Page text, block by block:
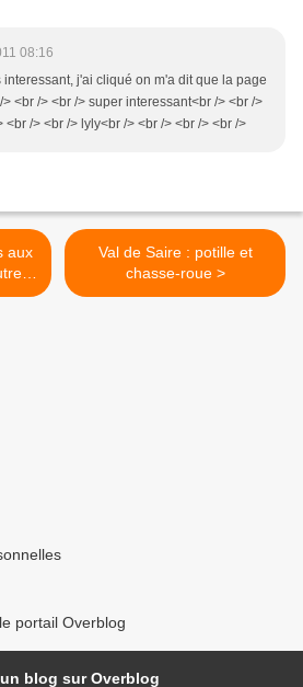
08:16
interessant, j'ai cliqué on m'a dit que la page
<br /> <br /> super interessant<br /> <br />
<br /> <br /> lyly<br /> <br /> <br /> <br />
Val de Saire : potille et
chasse-roue >
portail Overblog
blog sur Overblog